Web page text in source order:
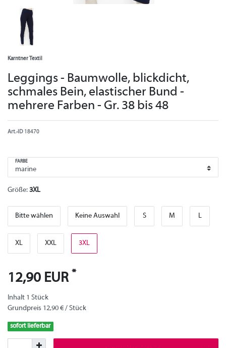
Karntner Textil
Leggings - Baumwolle, blickdicht,
schmales Bein, elastischer Bund -
mehrere Farben - Gr. 38 bis 48
Art.-ID 18470
FARBE
Größe: 3XL
Bitte wählen Keine Auswahl S M L
XL XXL 3XL
12,90 EUR *
Inhalt 1 Stück
Grundpreis 12,90 € / Stück
sofort lieferbar